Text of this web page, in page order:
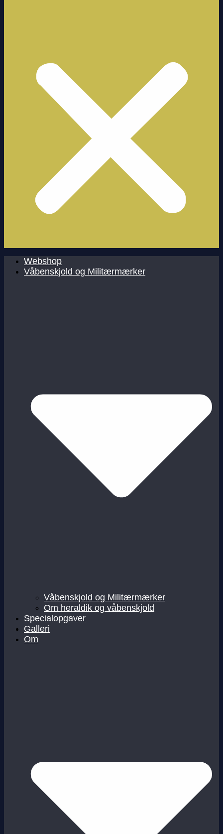
Webshop
Våbenskjold og Militærmærker
Våbenskjold og Militærmærker
Om heraldik og våbenskjold
Specialopgaver
Galleri
Om